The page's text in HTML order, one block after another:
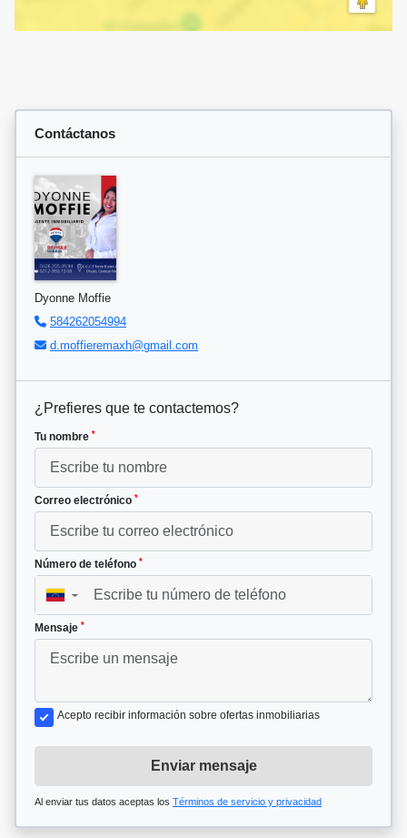
Contáctanos
Dyonne Moffie
584262054994
d.moffieremaxh@gmail.com
¿Prefieres que te contactemos?
Tu nombre *
Correo electrónico *
Número de teléfono *
▼
Mensaje *
Acepto recibir información sobre ofertas inmobiliarias
Enviar mensaje
Al enviar tus datos aceptas los Términos de servicio y privacidad